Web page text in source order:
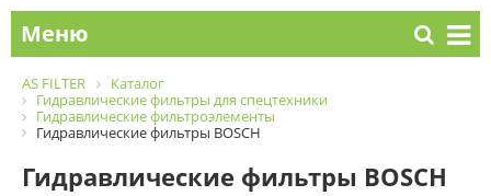
Меню
AS FILTER
Каталог
Гидравлические фильтры для спецтехники
Гидравлические фильтроэлементы
Гидравлические фильтры BOSCH
Гидравлические фильтры BOSCH